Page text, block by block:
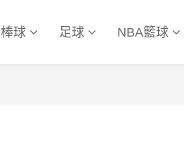
棒球 足球 NBA籃球